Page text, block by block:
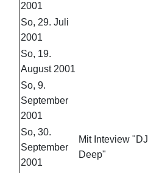
2001
So, 29. Juli
2001
So, 19.
August 2001
So, 9.
September
2001
So, 30.
September
2001
Mit Inteview "DJ
Deep"